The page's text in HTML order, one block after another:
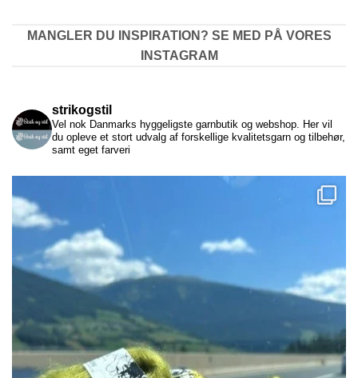
MANGLER DU INSPIRATION? SE MED PÅ VORES
INSTAGRAM
strikogstil
Vel nok Danmarks hyggeligste garnbutik og webshop. Her vil
du opleve et stort udvalg af forskellige kvalitetsgarn og tilbehør,
samt eget farveri